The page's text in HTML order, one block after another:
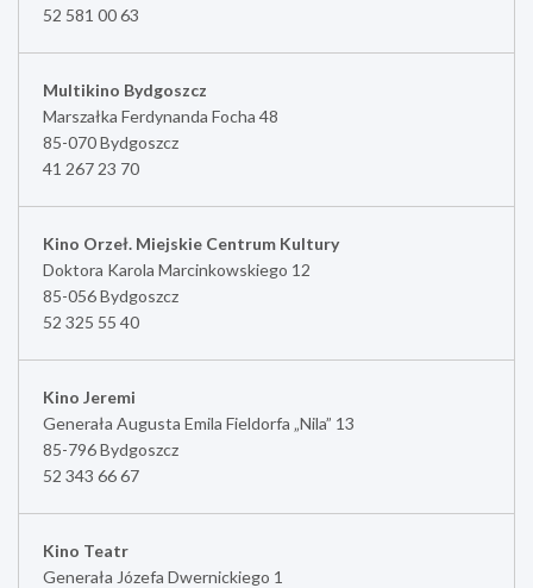
52 581 00 63
Multikino Bydgoszcz
Marszałka Ferdynanda Focha 48
85-070 Bydgoszcz
41 267 23 70
Kino Orzeł. Miejskie Centrum Kultury
Doktora Karola Marcinkowskiego 12
85-056 Bydgoszcz
52 325 55 40
Kino Jeremi
Generała Augusta Emila Fieldorfa „Nila” 13
85-796 Bydgoszcz
52 343 66 67
Kino Teatr
Generała Józefa Dwernickiego 1